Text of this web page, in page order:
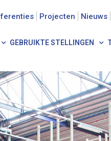
Projecten Nieuws
GEBRUIKTE STELLINGEN